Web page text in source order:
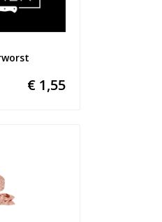
€ 1,55